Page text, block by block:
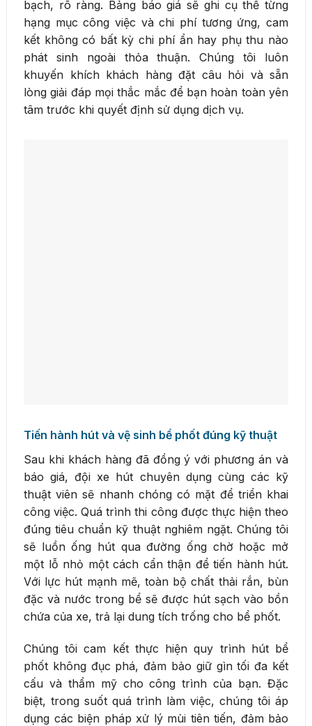
bạch, rõ ràng. Bảng báo giá sẽ ghi cụ thể từng
hạng mục công việc và chi phí tương ứng, cam
kết không có bất kỳ chi phí ẩn hay phụ thu nào
phát sinh ngoài thỏa thuận. Chúng tôi luôn
khuyến khích khách hàng đặt câu hỏi và sẵn
lòng giải đáp mọi thắc mắc để bạn hoàn toàn yên
tâm trước khi quyết định sử dụng dịch vụ.
Tiến hành hút và vệ sinh bể phốt đúng kỹ thuật
Sau khi khách hàng đã đồng ý với phương án và
báo giá, đội xe hút chuyên dụng cùng các kỹ
thuật viên sẽ nhanh chóng có mặt để triển khai
công việc. Quá trình thi công được thực hiện theo
đúng tiêu chuẩn kỹ thuật nghiêm ngặt. Chúng tôi
sẽ luồn ống hút qua đường ống chờ hoặc mở
một lỗ nhỏ một cách cẩn thận để tiến hành hút.
Với lực hút mạnh mẽ, toàn bộ chất thải rắn, bùn
đặc và nước trong bể sẽ được hút sạch vào bồn
chứa của xe, trả lại dung tích trống cho bể phốt.
Chúng tôi cam kết thực hiện quy trình hút bể
phốt không đục phá, đảm bảo giữ gìn tối đa kết
cấu và thẩm mỹ cho công trình của bạn. Đặc
biệt, trong suốt quá trình làm việc, chúng tôi áp
dụng các biện pháp xử lý mùi tiên tiến, đảm bảo